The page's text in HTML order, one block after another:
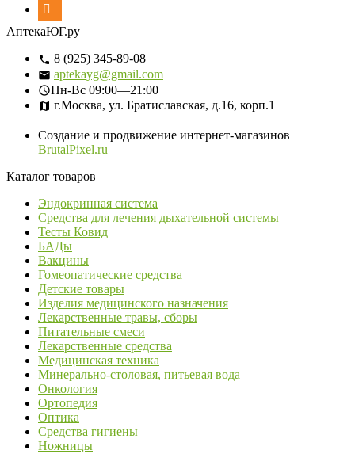
АптекаЮГ.ру
8 (925) 345-89-08
aptekayg@gmail.com
Пн-Вс 09:00—21:00
г.Москва, ул. Братиславская, д.16, корп.1
Создание и продвижение интернет-магазинов
BrutalPixel.ru
Каталог товаров
Эндокринная система
Средства для лечения дыхательной системы
Тесты Ковид
БАДы
Вакцины
Гомеопатические средства
Детские товары
Изделия медицинского назначения
Лекарственные травы, сборы
Питательные смеси
Лекарственные средства
Медицинская техника
Минерально-столовая, питьевая вода
Онкология
Ортопедия
Оптика
Средства гигиены
Ножницы